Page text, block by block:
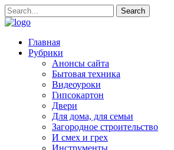
Главная
Рубрики
Анонсы сайта
Бытовая техника
Видеоуроки
Гипсокартон
Двери
Для дома, для семьи
Загородное строительство
И смех и грех
Инструменты